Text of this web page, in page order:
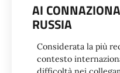
AI
RUSSIA
Considerata la più
contesto